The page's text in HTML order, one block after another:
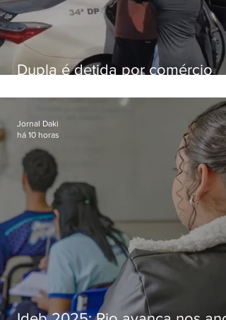
Dupla é detida por comércio
Bangu
Jornal Daki
há 10 horas